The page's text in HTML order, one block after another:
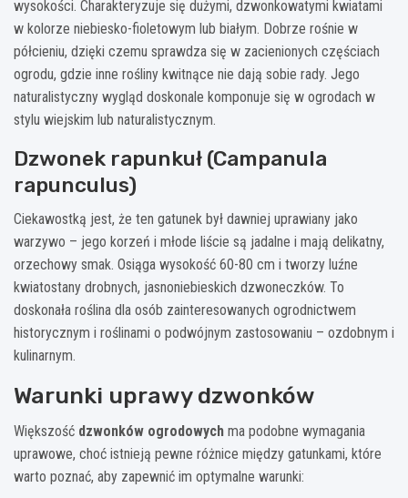
wysokości. Charakteryzuje się dużymi, dzwonkowatymi kwiatami
w kolorze niebiesko-fioletowym lub białym. Dobrze rośnie w
półcieniu, dzięki czemu sprawdza się w zacienionych częściach
ogrodu, gdzie inne rośliny kwitnące nie dają sobie rady. Jego
naturalistyczny wygląd doskonale komponuje się w ogrodach w
stylu wiejskim lub naturalistycznym.
Dzwonek rapunkuł (Campanula
rapunculus)
Ciekawostką jest, że ten gatunek był dawniej uprawiany jako
warzywo – jego korzeń i młode liście są jadalne i mają delikatny,
orzechowy smak. Osiąga wysokość 60-80 cm i tworzy luźne
kwiatostany drobnych, jasnoniebieskich dzwoneczków. To
doskonała roślina dla osób zainteresowanych ogrodnictwem
historycznym i roślinami o podwójnym zastosowaniu – ozdobnym i
kulinarnym.
Warunki uprawy dzwonków
Większość dzwonków ogrodowych ma podobne wymagania
uprawowe, choć istnieją pewne różnice między gatunkami, które
warto poznać, aby zapewnić im optymalne warunki: